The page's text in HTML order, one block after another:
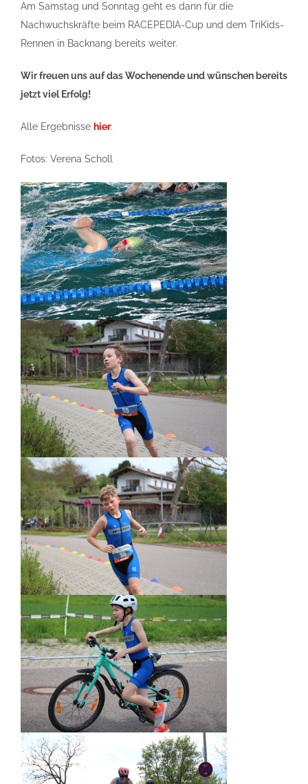
Am Samstag und Sonntag geht es dann für die
Nachwuchskräfte beim RACEPEDIA-Cup und dem TriKids-
Rennen in Backnang bereits weiter.
Wir freuen uns auf das Wochenende und wünschen bereits
jetzt viel Erfolg!
Alle Ergebnisse hier:
Fotos: Verena Scholl